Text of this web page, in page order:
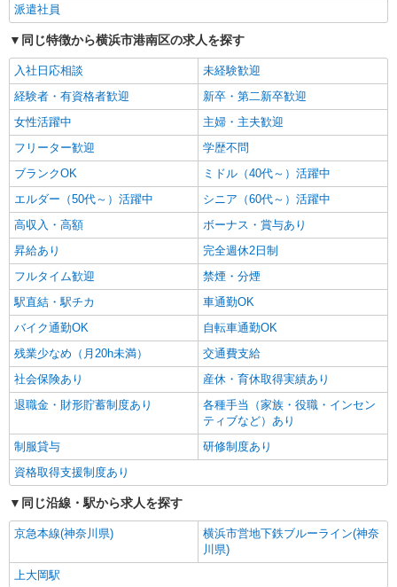
派遣社員
同じ特徴から横浜市港南区の求人を探す
入社日応相談
未経験歓迎
経験者・有資格者歓迎
新卒・第二新卒歓迎
女性活躍中
主婦・主夫歓迎
フリーター歓迎
学歴不問
ブランクOK
ミドル（40代～）活躍中
エルダー（50代～）活躍中
シニア（60代～）活躍中
高収入・高額
ボーナス・賞与あり
昇給あり
完全週休2日制
フルタイム歓迎
禁煙・分煙
駅直結・駅チカ
車通勤OK
バイク通勤OK
自転車通勤OK
残業少なめ（月20h未満）
交通費支給
社会保険あり
産休・育休取得実績あり
退職金・財形貯蓄制度あり
各種手当（家族・役職・インセン
ティブなど）あり
制服貸与
研修制度あり
資格取得支援制度あり
同じ沿線・駅から求人を探す
京急本線(神奈川県)
横浜市営地下鉄ブルーライン(神奈
川県)
上大岡駅